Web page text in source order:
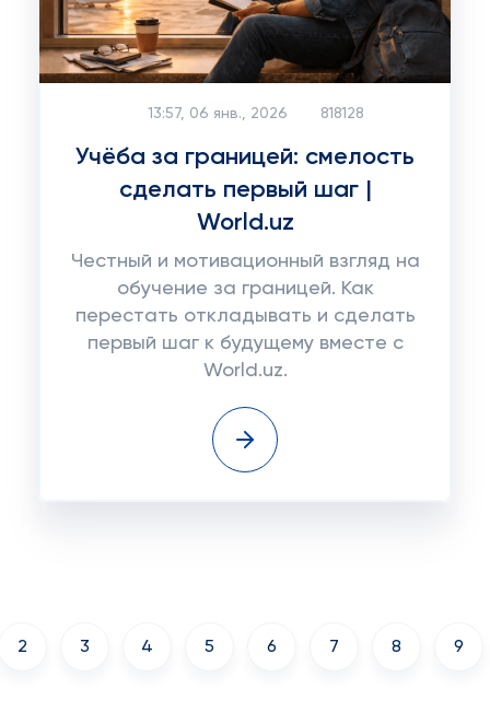
13:57, 06 янв., 2026 818128
Учёба за границей: смелость
сделать первый шаг |
World.uz
Честный и мотивационный взгляд на
обучение за границей. Как
перестать откладывать и сделать
первый шаг к будущему вместе с
World.uz.
2 3 4 5 6 7 8 9